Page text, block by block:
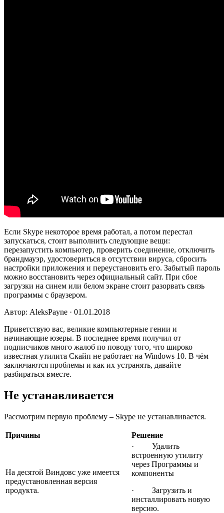
Если Skype некоторое время работал, а потом перестал
запускаться, стоит выполнить следующие вещи:
перезапустить компьютер, проверить соединение, отключить
брандмауэр, удостовериться в отсутствии вируса, сбросить
настройки приложения и переустановить его. Забытый пароль
можно восстановить через официальный сайт. При сбое
загрузки на синем или белом экране стоит разорвать связь
программы с браузером.
Автор: AleksPayne · 01.01.2018
Приветствую вас, великие компьютерные гении и
начинающие юзеры. В последнее время получил от
подписчиков много жалоб по поводу того, что широко
известная утилита Скайп не работает на Windows 10. В чём
заключаются проблемы и как их устранять, давайте
разбираться вместе.
Не устанавливается
Рассмотрим первую проблему – Skype не устанавливается.
Причины Решение
На десятой Виндовс уже имеется
предустановленная версия
продукта.
· Удалить
встроенную утилиту
через Программы и
компоненты
· Загрузить и
инсталлировать новую
версию.